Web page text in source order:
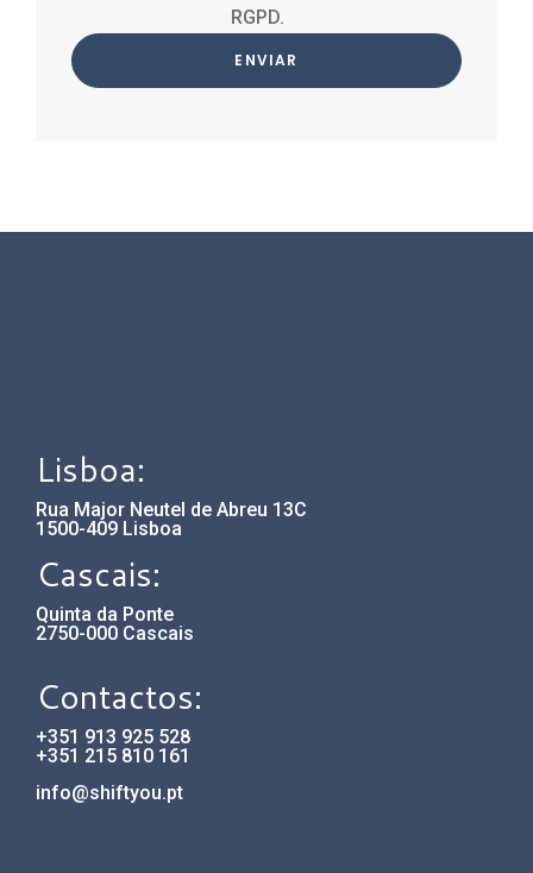
RGPD.
Lisboa:
Rua Major Neutel de Abreu 13C
1500-409 Lisboa
Cascais:
Quinta da Ponte
2750-000 Cascais
Contactos:
+351 913 925 528
+351 215 810 161
info@shiftyou.pt